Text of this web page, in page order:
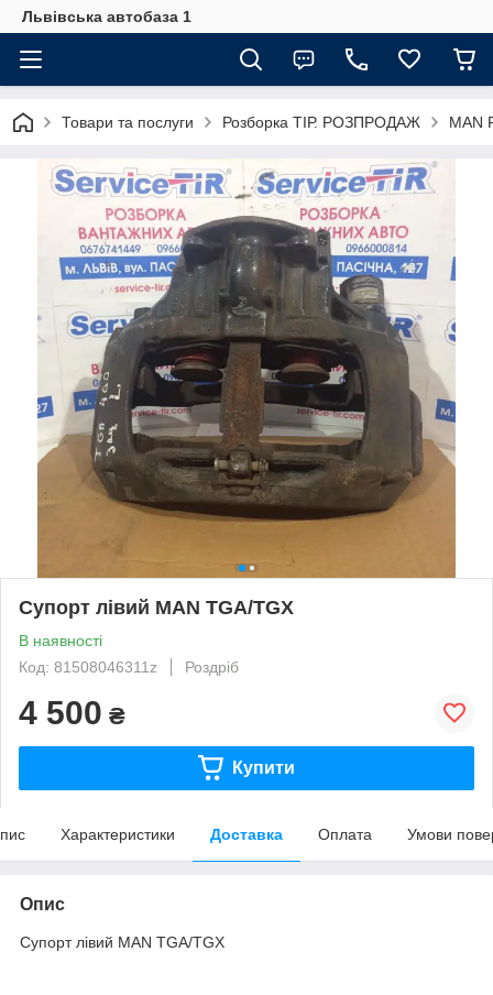
Львівська автобаза 1
Товари та послуги Розборка ТІР. РОЗПРОДАЖ MAN
Супорт лівий MAN TGA/TGX
В наявності
Код: 81508046311z
Роздріб
4 500 ₴
Купити
Характеристики Доставка Оплата Умови
Опис
Супорт лівий MAN TGA/TGX